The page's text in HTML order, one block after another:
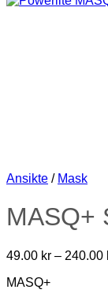
Ansikte / Mask
MASQ+
49.00 kr – 240.00
MASQ+